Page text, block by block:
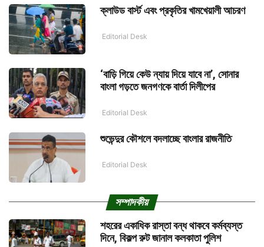
ক্লাউড বার্স্ট এবং প্রকৃতির খামখেয়ালী আচরণ
Editorial Desk
‘বাড়ি গিয়ে কেউ ন্যায় দিয়ে যাবে না’, সোনার
বাংলা গড়তে জনগণকে বার্তা দিলীপের
Editorial Desk
শুভেন্দুর কৌশলে বদলাচ্ছে বাংলার রাজনীতি
Editorial Desk
সম্পাদকীয়
শহরের একাধিক রাস্তা বন্ধ থাকবে কর্মব্যস্ত
দিনে, বিকল্প রুট জানাল কলকাতা পুলিশ